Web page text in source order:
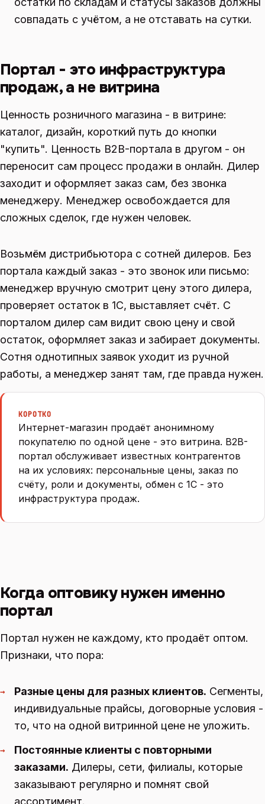
совпадать с учётом, а не отставать на сутки.
Портал - это инфраструктура
продаж, а не витрина
Ценность розничного магазина - в витрине:
каталог, дизайн, короткий путь до кнопки
"купить". Ценность B2B-портала в другом - он
переносит сам процесс продажи в онлайн. Дилер
заходит и оформляет заказ сам, без звонка
менеджеру. Менеджер освобождается для
сложных сделок, где нужен человек.
Возьмём дистрибьютора с сотней дилеров. Без
портала каждый заказ - это звонок или письмо:
менеджер вручную смотрит цену этого дилера,
проверяет остаток в 1С, выставляет счёт. С
порталом дилер сам видит свою цену и свой
остаток, оформляет заказ и забирает документы.
Сотня однотипных заявок уходит из ручной
работы, а менеджер занят там, где правда нужен.
КОРОТКО
Интернет-магазин продаёт анонимному
покупателю по одной цене - это витрина. B2B-
портал обслуживает известных контрагентов
на их условиях: персональные цены, заказ по
счёту, роли и документы, обмен с 1С - это
инфраструктура продаж.
Когда оптовику нужен именно
портал
Портал нужен не каждому, кто продаёт оптом.
Признаки, что пора:
→ Разные цены для разных клиентов. Сегменты,
индивидуальные прайсы, договорные условия -
то, что на одной витринной цене не уложить.
→
Постоянные клиенты с повторными
заказами. Дилеры, сети, филиалы, которые
заказывают регулярно и помнят свой
ассортимент.